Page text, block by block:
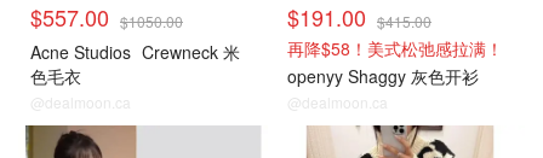
$557.00 $1050.00
Acne Studios Crewneck 米
色毛衣
@dealmoon.ca
$191.00 $415.00
再降$58！美式松弛感拉满！
openyy Shaggy 灰色开衫
@dealmoon.ca
毛衣针织衫 毛衣针织衫